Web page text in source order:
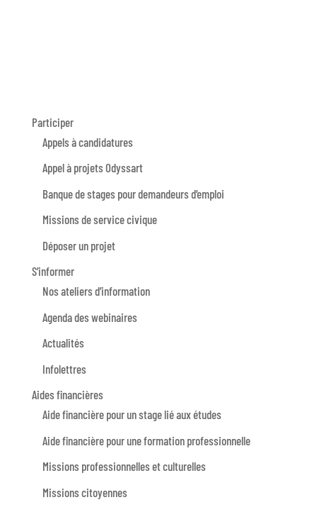
Participer
Appels à candidatures
Appel à projets Odyssart
Banque de stages pour demandeurs d’emploi
Missions de service civique
Déposer un projet
S’informer
Nos ateliers d’information
Agenda des webinaires
Actualités
Infolettres
Aides financières
Aide financière pour un stage lié aux études
Aide financière pour une formation professionnelle
Missions professionnelles et culturelles
Missions citoyennes